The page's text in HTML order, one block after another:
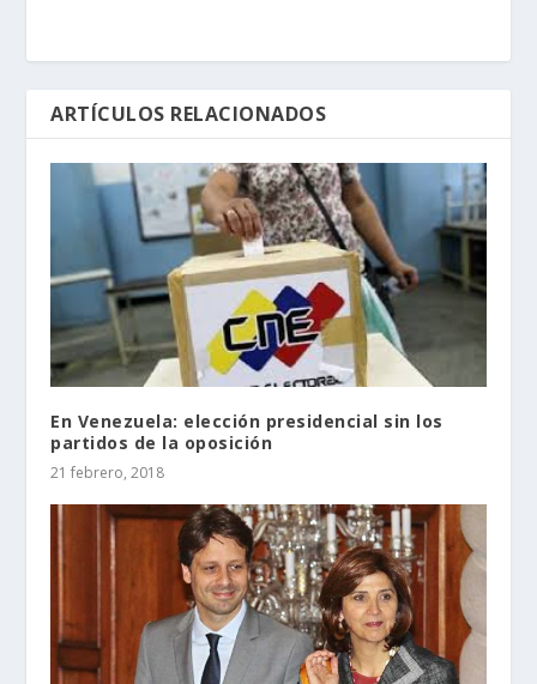
ARTÍCULOS RELACIONADOS
En Venezuela: elección presidencial sin los
partidos de la oposición
21 febrero, 2018